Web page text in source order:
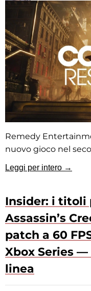
Remedy
nuovo gioco nel
Leggi per intero →
Insider: i titoli
Assassin’s
patch a 60
Xbox Series
linea